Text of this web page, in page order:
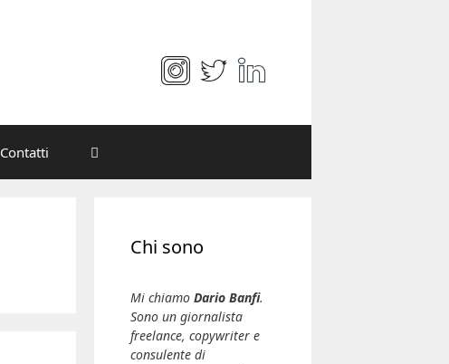
Contatti
Chi sono
Mi chiamo Dario Banfi.
Sono un giornalista
freelance, copywriter e
consulente di